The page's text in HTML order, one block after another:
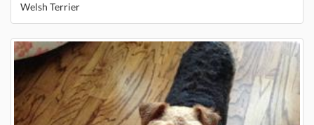
Welsh Terrier